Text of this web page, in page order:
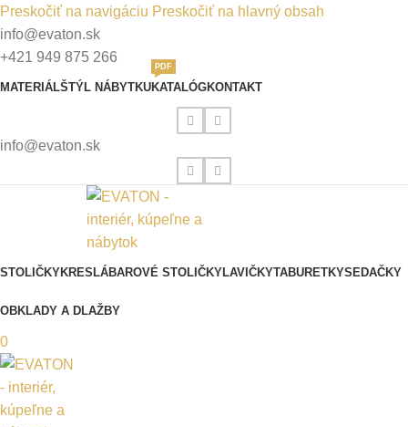
Preskočiť na navigáciu Preskočiť na hlavný obsah
info@evaton.sk
+421 949 875 266
MATERIÁLŠTÝL NÁBYTKUKATALÓG
PDF
KONTAKT
info@evaton.sk
STOLIČKYKRESLÁBAROVÉ STOLIČKYLAVIČKYTABURETKYSEDAČKY
OBKLADY A DLAŽBY
0